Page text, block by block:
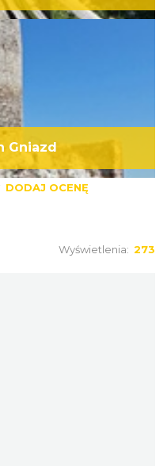
Gniazd
DODAJ OCENĘ
Wyświetlenia: 273